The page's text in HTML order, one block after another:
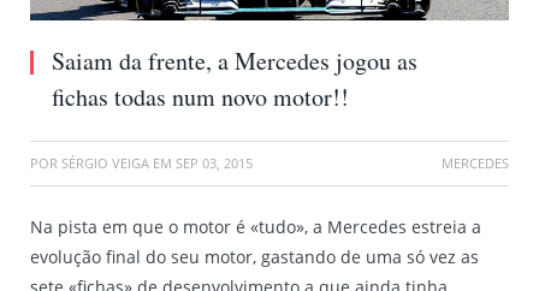
Saiam da frente, a Mercedes jogou as
fichas todas num novo motor!!
POR SÉRGIO VEIGA EM SEP 03, 2015 MERCEDES
Na pista em que o motor é «tudo», a Mercedes estreia a
evolução final do seu motor, gastando de uma só vez as